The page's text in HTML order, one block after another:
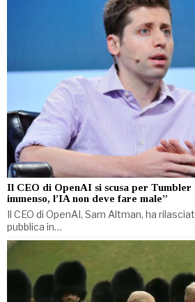
Il CEO di OpenAI si scusa per Tumbler
immenso, l’IA non deve fare male”
Il CEO di OpenAI, Sam Altman, ha
pubblica in…